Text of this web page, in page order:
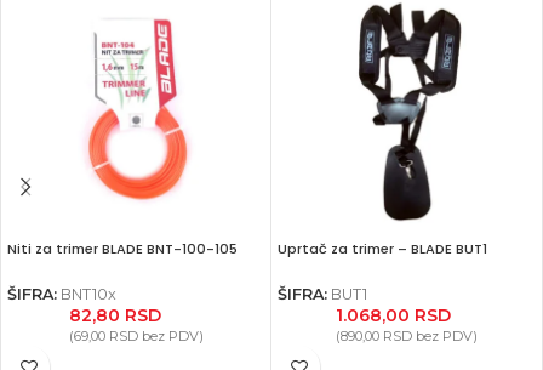
Niti za trimer BLADE BNT-100-105
ŠIFRA: BNT10x
82,80 RSD
(69,00 RSDbez PDV)
Uprtač za trimer – BLADE BUT1
ŠIFRA: BUT1
1.068,00 RSD
(890,00 RSDbez PDV)